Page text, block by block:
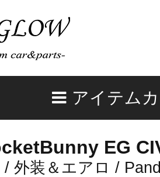
アイテム
EG
外装＆エアロ /